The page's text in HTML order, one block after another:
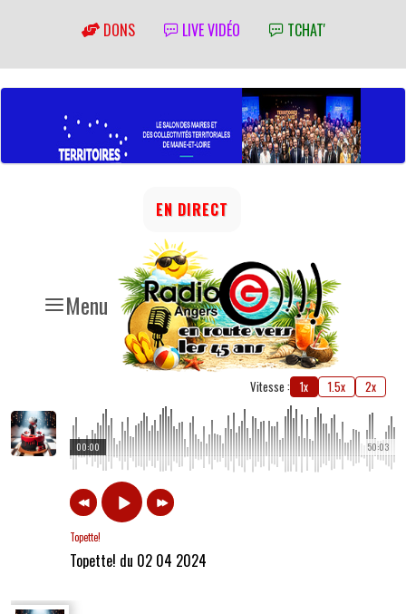
DONS LIVE VIDÉO TCHAT'
Menu
EN DIRECT
Vitesse : 1x 1.5x 2x
50:03
00:00
Topette!
Topette! du 02 04 2024